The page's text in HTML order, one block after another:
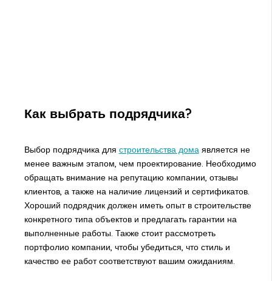
Как выбрать подрядчика?
Выбор подрядчика для строительства домаявляется не
менее важным этапом, чем проектирование. Необходимо
обращать внимание на репутацию компании, отзывы
клиентов, а также на наличие лицензий и сертификатов.
Хороший подрядчик должен иметь опыт в строительстве
конкретного типа объектов и предлагать гарантии на
выполненные работы. Также стоит рассмотреть
портфолио компании, чтобы убедиться, что стиль и
качество ее работ соответствуют вашим ожиданиям.